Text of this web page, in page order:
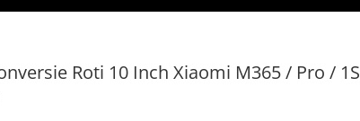
Roti 10 Inch Xiaomi M365 / Pro / 1S